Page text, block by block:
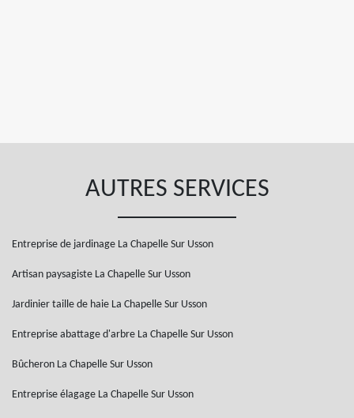
AUTRES SERVICES
Entreprise de jardinage La Chapelle Sur Usson
Artisan paysagiste La Chapelle Sur Usson
Jardinier taille de haie La Chapelle Sur Usson
Entreprise abattage d'arbre La Chapelle Sur Usson
Bûcheron La Chapelle Sur Usson
Entreprise élagage La Chapelle Sur Usson